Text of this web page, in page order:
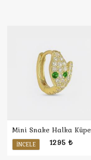
Mini Snake Halka Küpe
İNCELE 1295 ₺